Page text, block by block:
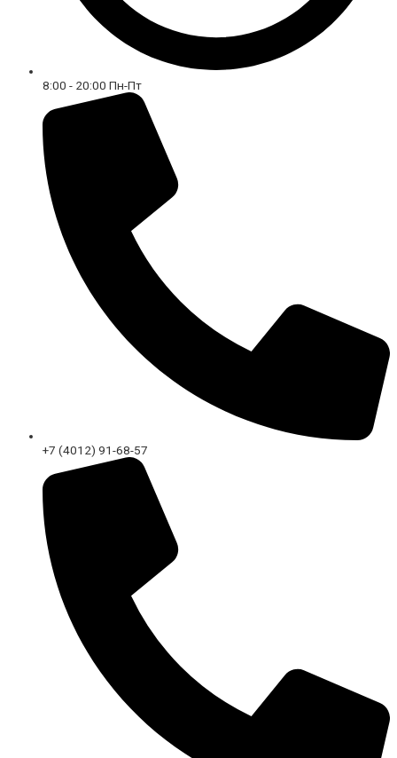
8:00 - 20:00 Пн-Пт
+7 (4012) 91-68-57